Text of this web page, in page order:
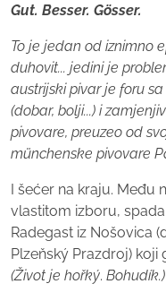
Gut. Besser. Gösser.
To je jedan od iznimno
duhovit... jedini je
austrijski pivar je foru
(dobar, bolji...) i
pivovare, preuzeo od
münchenske pivovare
I šećer na kraju. Među
vlastitom izboru,
Radegast iz Nošovica
Plzeňský Prazdroj) koji
(Život je hořký. Bohudík.)